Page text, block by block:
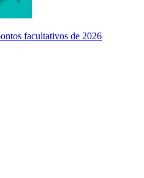
facultativos de 2026